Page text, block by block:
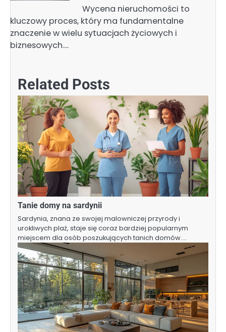
Wycena nieruchomości to
kluczowy proces, który ma fundamentalne
znaczenie w wielu sytuacjach życiowych i
biznesowych.…
Related Posts
Tanie domy na sardynii
Sardynia, znana ze swojej malowniczej przyrody i
urokliwych plaż, staje się coraz bardziej popularnym
miejscem dla osób poszukujących tanich domów.…